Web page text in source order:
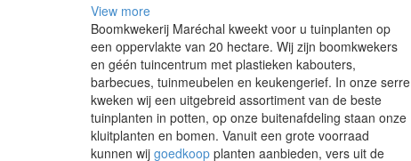
View more
Boomkwekerij Maréchal kweekt voor u tuinplanten op
een oppervlakte van 20 hectare. Wij zijn boomkwekers
en géén tuincentrum met plastieken kabouters,
barbecues, tuinmeubelen en keukengerief. In onze serre
kweken wij een uitgebreid assortiment van de beste
tuinplanten in potten, op onze buitenafdeling staan onze
kluitplanten en bomen. Vanuit een grote voorraad
kunnen wij goedkoop planten aanbieden, vers uit de